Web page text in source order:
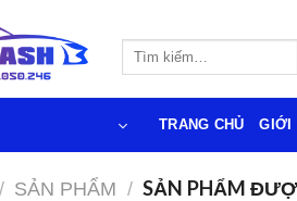
Tìm
TRANG CHỦ GIỚI
/ SẢN PHẨM / SẢN PHẨM